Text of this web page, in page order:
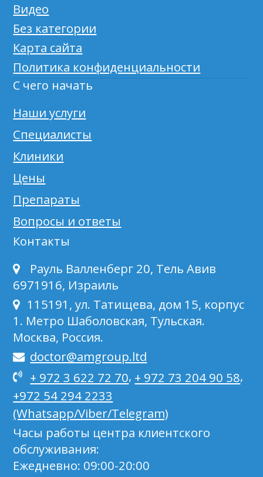
Видео
Без категории
Карта сайта
Политика конфиденциальности
С чего начать
Наши услуги
Специалисты
Клиники
Цены
Препараты
Вопросы и ответы
Контакты
Рауль Валленберг 20, Тель Авив
6971916, Израиль
115191, ул. Татищева, дом 15, корпус
1. Метро Шаболовская, Тульская.
Москва, Россия.
doctor@amgroup.ltd
+ 972 3 622 72 70, + 972 73 204 90 58,
+972 54 294 2233
(Whatsapp/Viber/Telegram)
Часы работы центра клиентского
обслуживания:
Ежедневно: 09:00-20:00